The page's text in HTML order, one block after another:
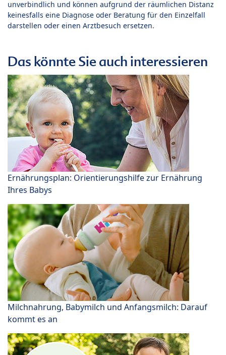
unverbindlich und können aufgrund der räumlichen Distanz
keinesfalls eine Diagnose oder Beratung für den Einzelfall
darstellen oder einen Arztbesuch ersetzen.
Das könnte Sie auch interessieren
Ernährungsplan: Orientierungshilfe zur Ernährung
Ihres Babys
Milchnahrung, Babymilch und Anfangsmilch: Darauf
kommt es an